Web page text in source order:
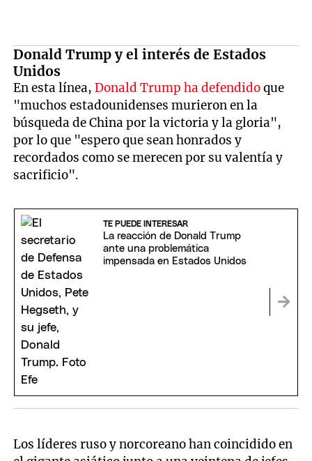
Donald Trump y el interés de Estados
Unidos
En esta línea,Donald Trump ha defendidoque
"muchos estadounidenses murieron en la
búsqueda de China por la victoria y la gloria",
por lo que "espero que sean honrados y
recordados como se merecen por su valentía y
sacrificio".
TE PUEDE INTERESAR
La reacción de Donald Trump
ante una problemática
impensada en Estados Unidos
Los líderes ruso y norcoreano han coincidido en